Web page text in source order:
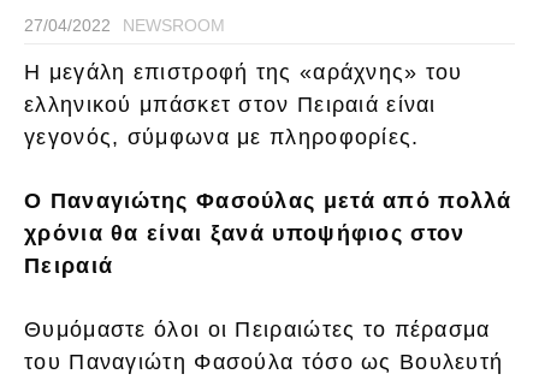
27/04/2022 NEWSROOM
Η μεγάλη επιστροφή της «αράχνης» του
ελληνικού μπάσκετ στον Πειραιά είναι
γεγονός, σύμφωνα με πληροφορίες.
Ο Παναγιώτης Φασούλας μετά από πολλά
χρόνια θα είναι ξανά υποψήφιος στον
Πειραιά
Θυμόμαστε όλοι οι Πειραιώτες το πέρασμα
του Παναγιώτη Φασούλα τόσο ως Βουλευτή